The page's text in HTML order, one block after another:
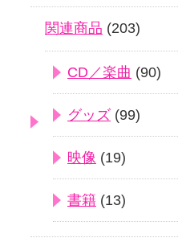
関連商品 (203)
CD／楽曲 (90)
グッズ (99)
映像 (19)
書籍 (13)